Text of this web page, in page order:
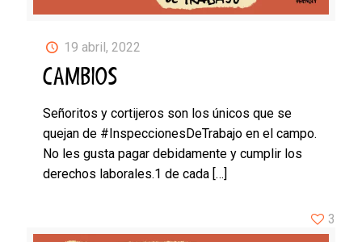
19 abril, 2022
CAMBIOS
Señoritos y cortijeros son los únicos que se
quejan de #InspeccionesDeTrabajo en el campo.
No les gusta pagar debidamente y cumplir los
derechos laborales.1 de cada […]
3